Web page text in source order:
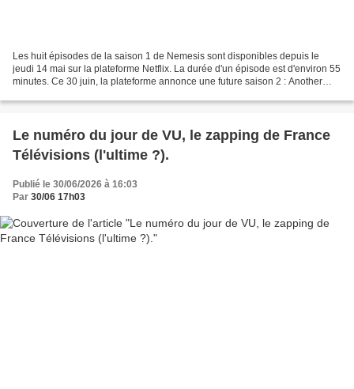
Les huit épisodes de la saison 1 de Nemesis sont disponibles depuis le
jeudi 14 mai sur la plateforme Netflix. La durée d'un épisode est d'environ 55
minutes. Ce 30 juin, la plateforme annonce une future saison 2 : Another
Le numéro du jour de VU, le zapping de France
Télévisions (l'ultime ?).
Publié le 30/06/2026 à 16:03
Par 30/06 17h03